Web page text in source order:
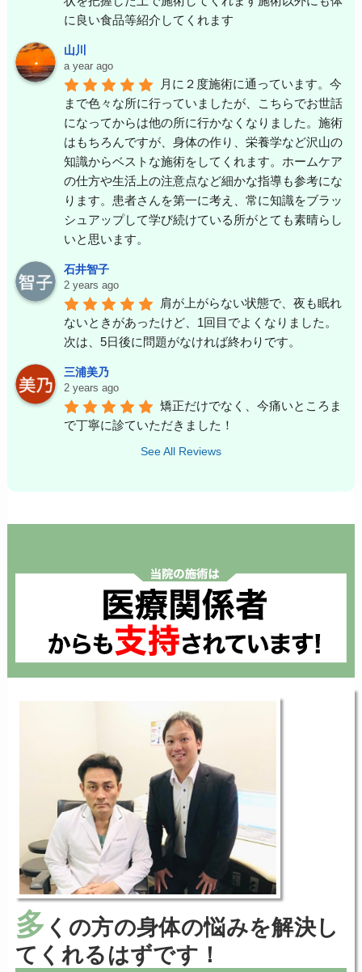
に良い食品等紹介してくれます
山川
a year ago
月に２度施術に通っています。今
まで色々な所に行っていましたが、こちらでお世話
になってからは他の所に行かなくなりました。施術
はもちろんですが、身体の作り、栄養学など沢山の
知識からベストな施術をしてくれます。ホームケア
の仕方や生活上の注意点など細かな指導も参考にな
ります。患者さんを第一に考え、常に知識をブラッ
シュアップして学び続けている所がとても素晴らし
いと思います。
石井智子
2 years ago
肩が上がらない状態で、夜も眠れ
ないときがあったけど、1回目でよくなりました。
次は、5日後に問題がなければ終わりです。
三浦美乃
2 years ago
矯正だけでなく、今痛いところま
で丁寧に診ていただきました！
See All Reviews
多 くの方の身体の悩みを解決し
てくれるはずです！